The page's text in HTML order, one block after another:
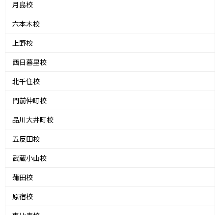
月島校
六本木校
上野校
西日暮里校
北千住校
門前仲町校
品川大井町校
五反田校
武蔵小山校
蒲田校
原宿校